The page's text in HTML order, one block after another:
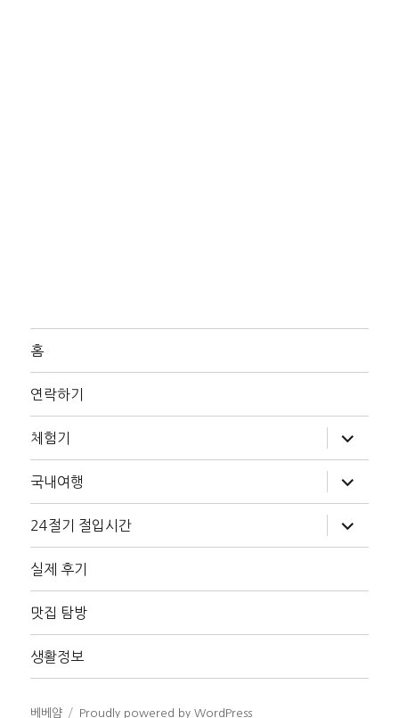
홈
연락하기
체험기
위
메
확
장
국내여행
위
메
확
장
24절기 절입시간
위
메
장
실제 후기
맛집 탐방
생활정보
베베얌 Proudly powered by WordPress